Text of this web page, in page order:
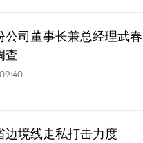
公司董事长兼总经理武春
查
边境线走私打击力度